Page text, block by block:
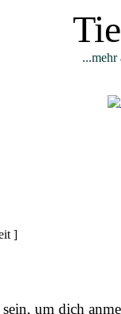
...mehr
]
um dich